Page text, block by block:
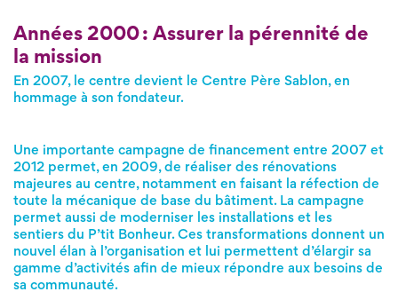
Années 2000 : Assurer la pérennité de
la mission
En 2007, le centre devient le Centre Père Sablon, en
hommage à son fondateur.
Une importante campagne de financement entre 2007 et
2012 permet, en 2009, de réaliser des rénovations
majeures au centre, notamment en faisant la réfection de
toute la mécanique de base du bâtiment. La campagne
permet aussi de moderniser les installations et les
sentiers du P’tit Bonheur. Ces transformations donnent un
nouvel élan à l’organisation et lui permettent d’élargir sa
gamme d’activités afin de mieux répondre aux besoins de
sa communauté.